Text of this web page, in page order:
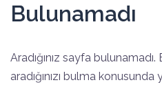
Bulunamadı
Aradığınız sayfa
aradığınızı bulma konusunda